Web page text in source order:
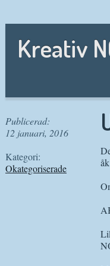
Kreativ
Publicerad:
12 januari, 2016
Kategori:
Okategoriserade